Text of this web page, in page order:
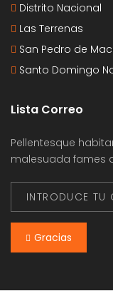
Distrito Nacional
Las Terrenas
San Pedro de
Santo Domingo
Lista Correo
Pellentesque
malesuada fames
Gracias